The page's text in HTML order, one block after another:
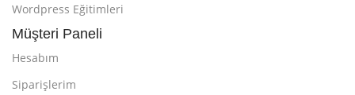
Wordpress Eğitimleri
Müşteri Paneli
Hesabım
Siparişlerim